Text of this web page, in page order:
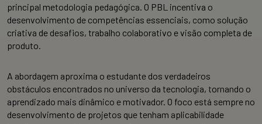
principal metodologia pedagógica. O PBL incentiva o
desenvolvimento de competências essenciais, como solução
criativa de desafios, trabalho colaborativo e visão completa de
produto.
A abordagem aproxima o estudante dos verdadeiros
obstáculos encontrados no universo da tecnologia, tornando o
aprendizado mais dinâmico e motivador. O foco está sempre no
desenvolvimento de projetos que tenham aplicabilidade